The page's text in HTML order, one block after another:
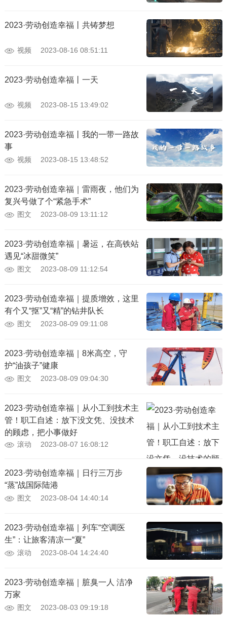
2023·劳动创造幸福丨共铸梦想
视频 2023-08-16 08:51:11
2023·劳动创造幸福丨一天
视频 2023-08-15 13:49:02
2023·劳动创造幸福丨我的一带一路故
事
视频 2023-08-15 13:48:52
2023·劳动创造幸福｜雷雨夜，他们为
复兴号做了个“紧急手术”
图文 2023-08-09 13:11:12
2023·劳动创造幸福｜暑运，在高铁站
遇见“冰甜微笑”
图文 2023-08-09 11:12:54
2023·劳动创造幸福｜提质增效，这里
有个又“抠”又“精”的钻井队长
图文 2023-08-09 09:11:08
2023·劳动创造幸福｜8米高空，守
护“油孩子”健康
图文 2023-08-09 09:04:30
2023·劳动创造幸福｜从小工到技术主
管！职工自述：放下没文凭、没技术
的顾虑，把小事做好
滚动 2023-08-07 16:08:12
2023·劳动创造幸福｜日行三万步
“蒸”战国际陆港
图文 2023-08-04 14:40:14
2023·劳动创造幸福｜列车“空调医
生”：让旅客清凉一“夏”
滚动 2023-08-04 14:24:40
2023·劳动创造幸福｜脏臭一人 洁净
万家
图文 2023-08-03 09:19:18